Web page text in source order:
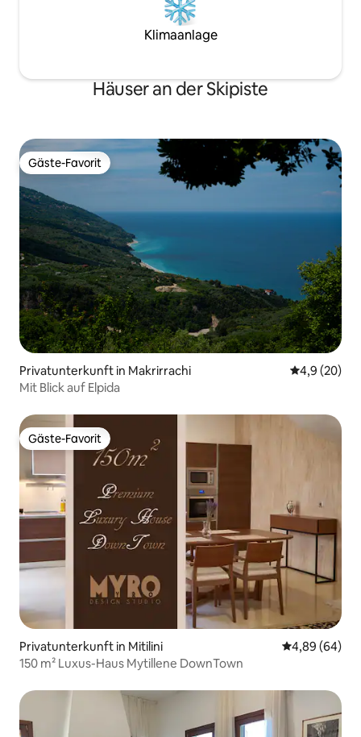
Klimaanlage
Häuser an der Skipiste
Gäste-Favorit
Gäste-Favorit
Privatunterkunft in Makrirrachi
4,9 (20)
Mit Blick auf Elpida
Gäste-Favorit
Gäste-Favorit
Privatunterkunft in Mitilini
4,89 (64)
150 m² Luxus-Haus Mytillene DownTown